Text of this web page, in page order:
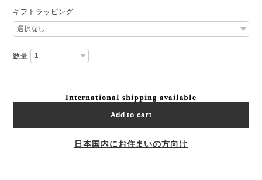
ギフトラッピング
数量
International shipping available
Add to cart
日本国内にお住まいの方向け